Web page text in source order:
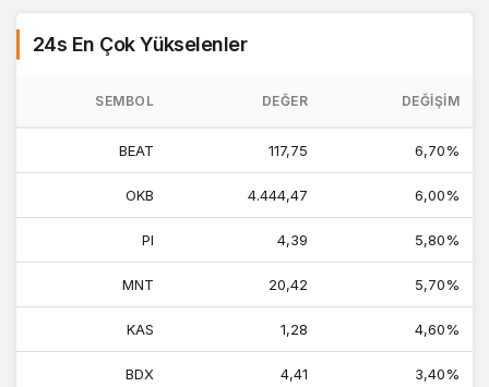
24s En Çok Yükselenler
SEMBOL DEĞER DEĞIŞIM
BEAT 117,75 6,70%
OKB 4.444,47 6,00%
PI 4,39 5,80%
MNT 20,42 5,70%
KAS 1,28 4,60%
BDX 4,41 3,40%